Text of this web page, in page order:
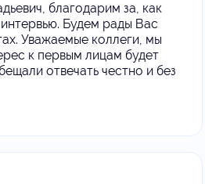
благодарим за, как
Будем рады Вас
Уважаемые коллеги, мы
к первым лицам будет
отвечать честно и без